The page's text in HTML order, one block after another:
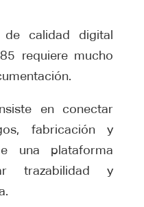
de calidad digital
requiere mucho
en conectar
fabricación y
una plataforma
trazabilidad y